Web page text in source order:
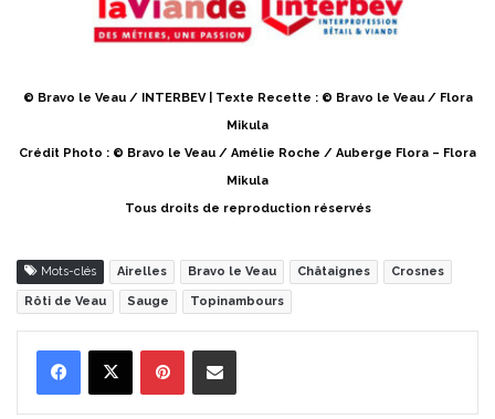
© Bravo le Veau / INTERBEV | Texte Recette : © Bravo le Veau / Flora
Mikula
Crédit Photo : © Bravo le Veau / Amélie Roche / Auberge Flora – Flora
Mikula
Tous droits de reproduction réservés
Mots-clés Airelles Bravo le Veau Châtaignes Crosnes
Rôti de Veau Sauge Topinambours